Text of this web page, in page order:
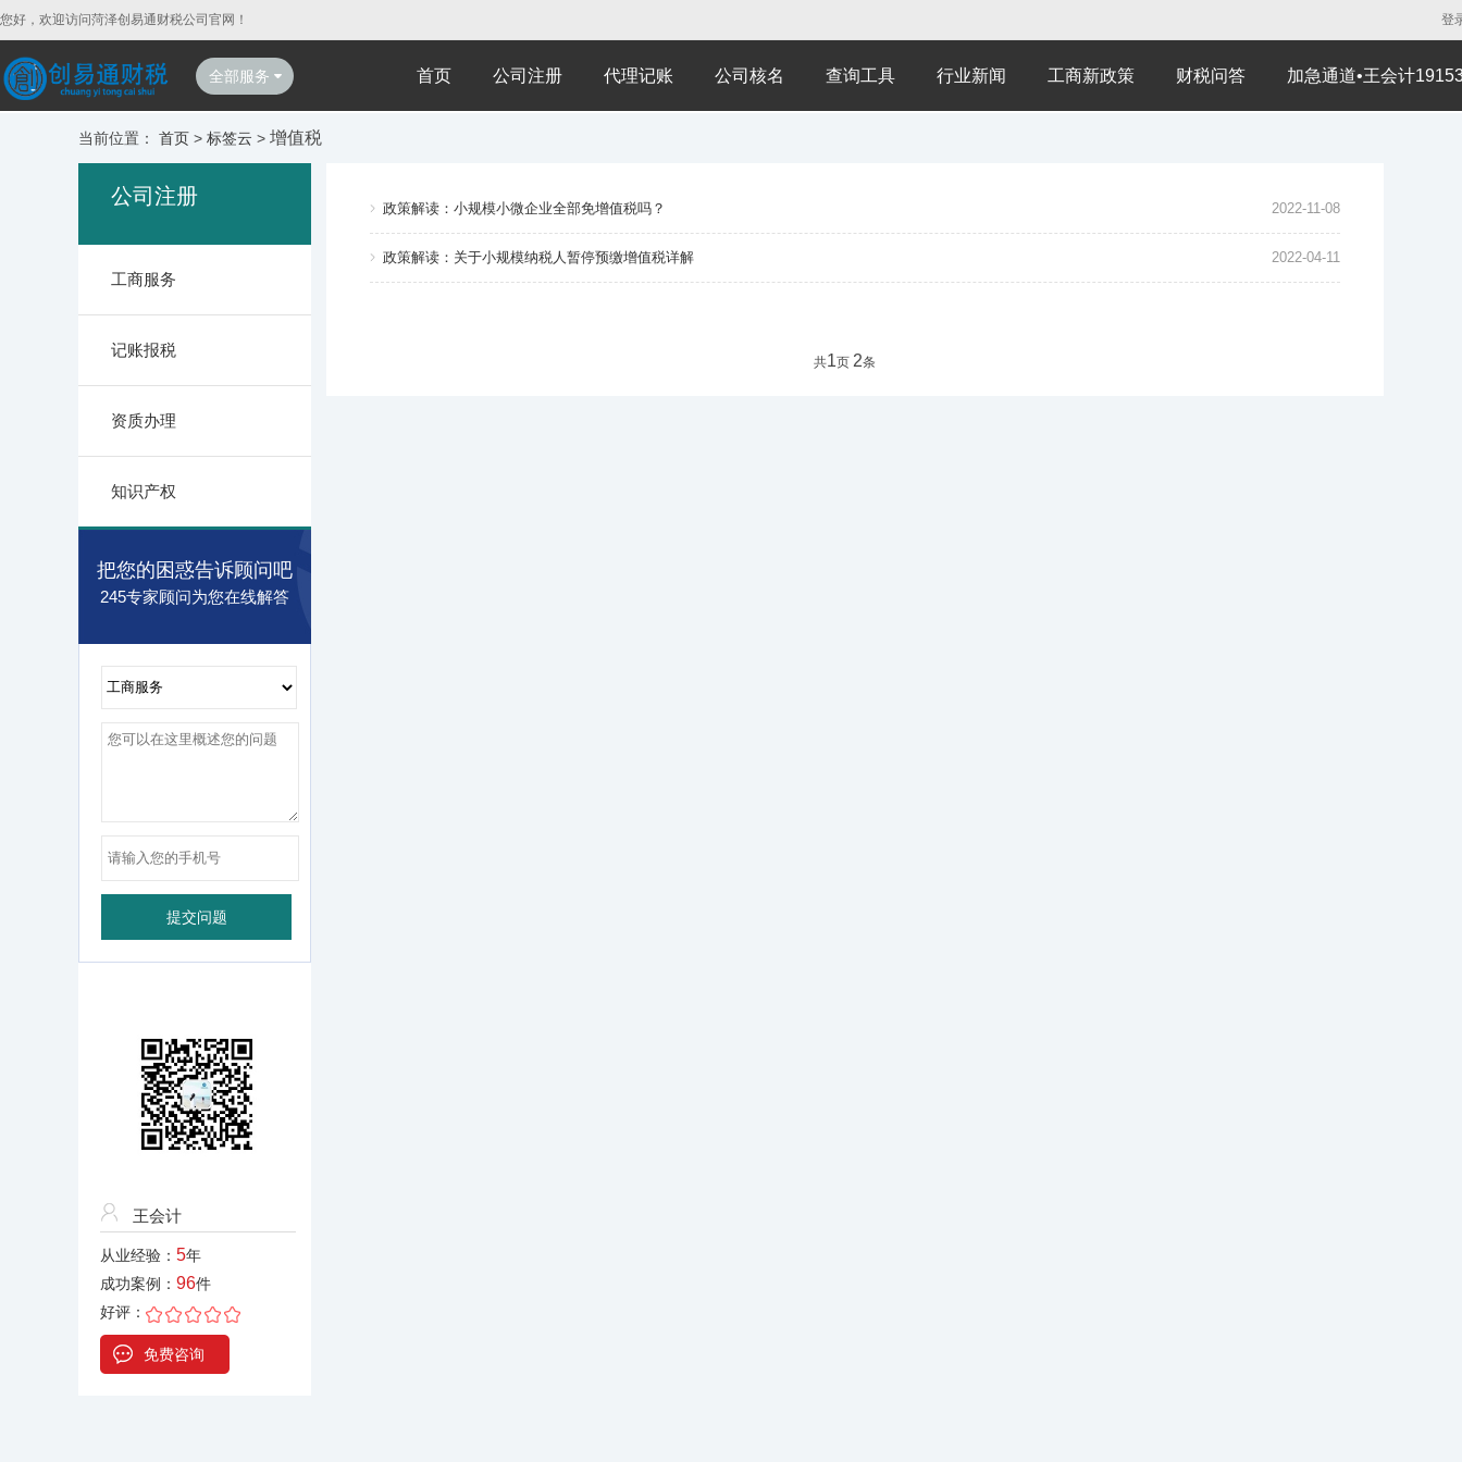
您好，欢迎访问菏泽创易通财税公司官网！ 登
全部服务 首页 公司注册 代理记账 公司核名 查询工具 行业新闻 工商新政策 财税问答 加急通道•王会计
当前位置： 首页 > 标签云 > 增值税
公司注册
工商服务
记账报税
资质办理
知识产权
把您的困惑告诉顾问吧
245专家顾问为您在线解答
王会计
从业经验： 5年
成功案例： 96件
好评：
免费咨询
政策解读：小规模小微企业全部免增值税吗？ 2022-11-08
政策解读：关于小规模纳税人暂停预缴增值税详解 2022-04-11
共1页 2条